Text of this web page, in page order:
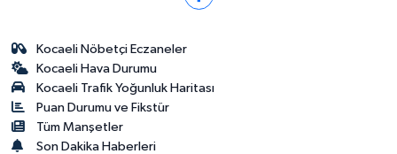
Kocaeli Nöbetçi Eczaneler
Kocaeli Hava Durumu
Kocaeli Trafik Yoğunluk Haritası
Puan Durumu ve Fikstür
Tüm Manşetler
Son Dakika Haberleri